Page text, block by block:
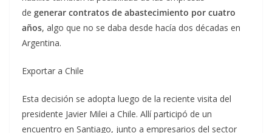
de generar contratos de abastecimiento por cuatro
años, algo que no se daba desde hacía dos décadas en
Argentina.
Exportar a Chile
Esta decisión se adopta luego de la reciente visita del
presidente Javier Milei a Chile. Allí participó de un
encuentro en Santiago, junto a empresarios del sector